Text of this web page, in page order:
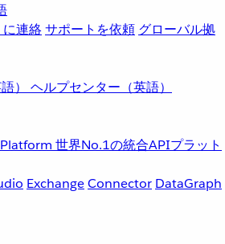
連絡サポートを依頼 グローバル拠
） ヘルプセンター（英語）
世界No.1の統合APIプラット
ExchangeConnector DataGraph